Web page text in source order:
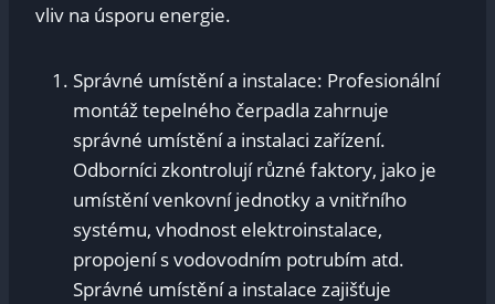
vliv na úsporu energie.
Správné umístění a instalace: Profesionální
montáž tepelného čerpadla zahrnuje
správné umístění a instalaci zařízení.
Odborníci zkontrolují různé faktory, jako je
umístění venkovní jednotky a vnitřního
systému, vhodnost elektroinstalace,
propojení s vodovodním potrubím atd.
Správné umístění a instalace zajišťuje